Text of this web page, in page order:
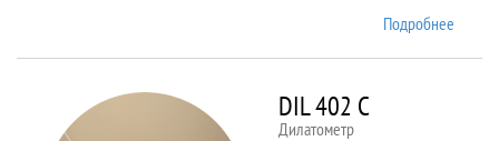
Подробнее
DIL 402 C
Дилатометр